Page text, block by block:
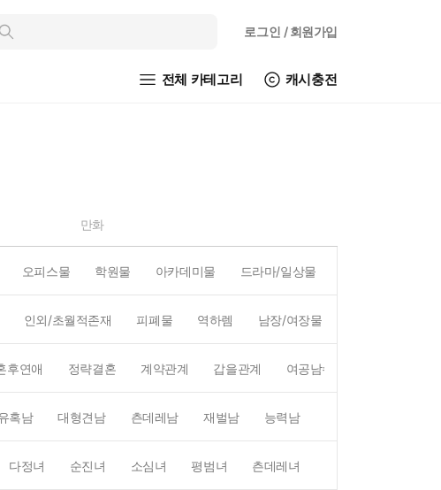
인
로그인 / 회원가입
전체 카테고리 캐시충전
만화
오피스물 학원물 아카데미물 드라마/일상물
인외/초월적존재 피폐물 역하렘 남장/여장물
후연애 정략결혼 계약관계 갑을관계 여공남수
혹남 대형견남 츤데레남 재벌남 능력남
다정녀 순진녀 소심녀 평범녀 츤데레녀